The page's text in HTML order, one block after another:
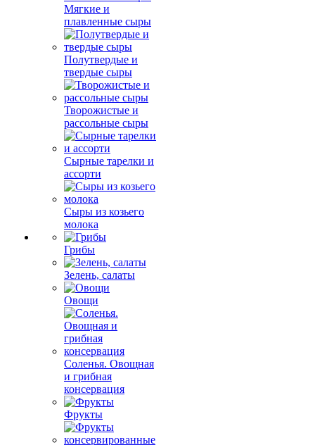
Мягкие и
плавленные сыры
Полутвердые и
твердые сыры
Творожистые и
рассольные сыры
Сырные тарелки и
ассорти
Сыры из козьего
молока
Грибы
Зелень, салаты
Овощи
Соленья. Овощная
и грибная
консервация
Фрукты